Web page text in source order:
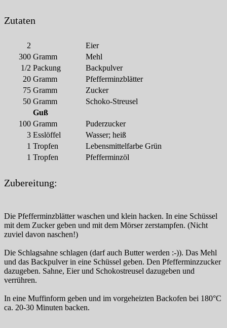
Zutaten
2
Eier
300 Gramm
Mehl
1/2 Packung
Backpulver
20 Gramm
Pfefferminzblätter
75 Gramm
Zucker
50 Gramm
Schoko-Streusel
Guß
100 Gramm
Puderzucker
3 Esslöffel
Wasser; heiß
1 Tropfen
Lebensmittelfarbe Grün
1 Tropfen Pfefferminzöl
Zubereitung:
Die Pfefferminzblätter waschen und klein hacken. In eine Schüssel
mit dem Zucker geben und mit dem Mörser zerstampfen. (Nicht
zuviel davon naschen!)
Die Schlagsahne schlagen (darf auch Butter werden :-)). Das Mehl
und das Backpulver in eine Schüssel geben. Den Pfefferminzzucker
dazugeben. Sahne, Eier und Schokostreusel dazugeben und
verrühren.
In eine Muffinform geben und im vorgeheizten Backofen bei 180°C
ca. 20-30 Minuten backen.